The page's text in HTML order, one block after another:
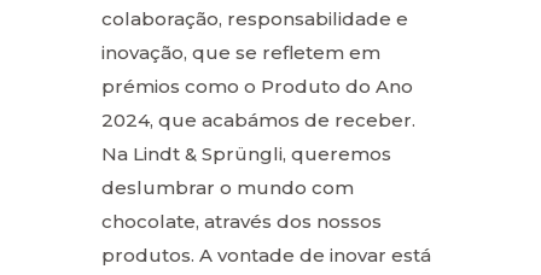
colaboração, responsabilidade e
inovação, que se refletem em
prémios como o Produto do Ano
2024, que acabámos de receber.
Na Lindt & Sprüngli, queremos
deslumbrar o mundo com
chocolate, através dos nossos
produtos. A vontade de inovar está